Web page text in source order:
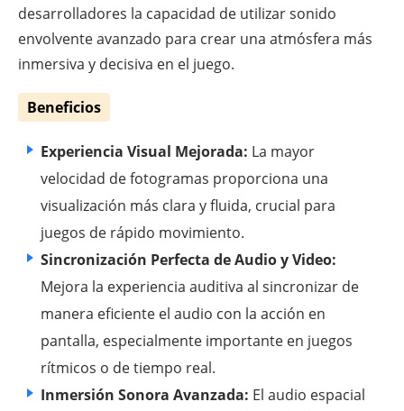
desarrolladores la capacidad de utilizar sonido
envolvente avanzado para crear una atmósfera más
inmersiva y decisiva en el juego.
Beneficios
Experiencia Visual Mejorada: La mayor
velocidad de fotogramas proporciona una
visualización más clara y fluida, crucial para
juegos de rápido movimiento.
Sincronización Perfecta de Audio y Video:
Mejora la experiencia auditiva al sincronizar de
manera eficiente el audio con la acción en
pantalla, especialmente importante en juegos
rítmicos o de tiempo real.
Inmersión Sonora Avanzada: El audio espacial